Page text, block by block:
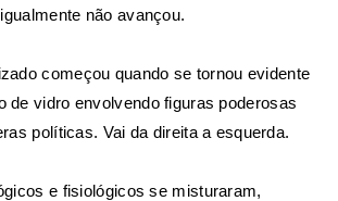
não avançou.
começou quando se tornou evidente
de vidro envolvendo figuras poderosas
políticas. Vai da direita a esquerda.
e fisiológicos se misturaram,